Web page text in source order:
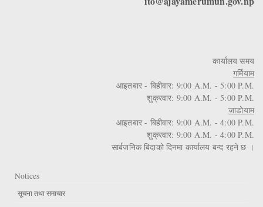
कार्यालय समय
गर्मियाम
आइतबार - बिहीवार: 9:00 A.M. - 5:00 P.M.
शुक्रवार: 9:00 A.M. - 5:00 P.M.
जाडोयाम
आइतबार - बिहीवार: 9:00 A.M. - 4:00 P.M.
शुक्रवार: 9:00 A.M. - 4:00 P.M.
सार्बजनिक बिदाको दिनमा कार्यालय बन्द रहने छ ।
Notices
सूचना तथा समाचार